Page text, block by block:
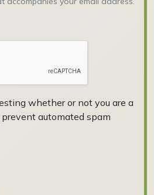
whether or not you are a
automated spam